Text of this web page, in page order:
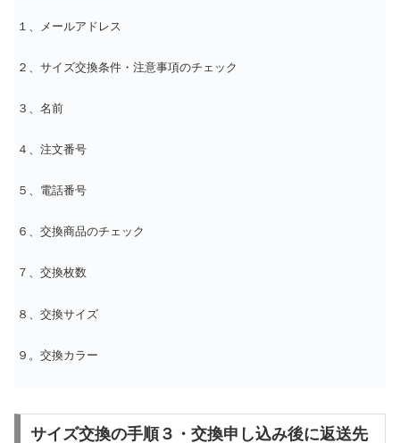
１、メールアドレス
２、サイズ交換条件・注意事項のチェック
３、名前
４、注文番号
５、電話番号
６、交換商品のチェック
７、交換枚数
８、交換サイズ
９。交換カラー
サイズ交換の手順３・交換申し込み後に返送先